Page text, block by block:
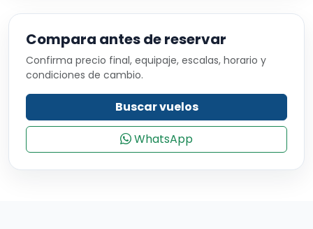
Compara antes de reservar
Confirma precio final, equipaje, escalas, horario y
condiciones de cambio.
Buscar vuelos
WhatsApp